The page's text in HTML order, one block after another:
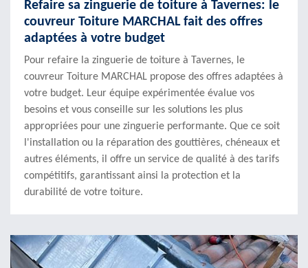
Refaire sa zinguerie de toiture à Tavernes: le
couvreur Toiture MARCHAL fait des offres
adaptées à votre budget
Pour refaire la zinguerie de toiture à Tavernes, le
couvreur Toiture MARCHAL propose des offres adaptées à
votre budget. Leur équipe expérimentée évalue vos
besoins et vous conseille sur les solutions les plus
appropriées pour une zinguerie performante. Que ce soit
l'installation ou la réparation des gouttières, chéneaux et
autres éléments, il offre un service de qualité à des tarifs
compétitifs, garantissant ainsi la protection et la
durabilité de votre toiture.